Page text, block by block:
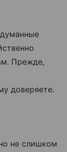
Прежде,
доверяете.
не слишком